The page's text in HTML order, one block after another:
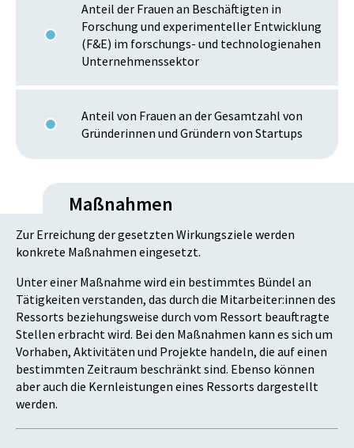
Anteil der Frauen an Beschäftigten in
Forschung und experimenteller Entwicklung
(F&E) im forschungs- und technologienahen
Unternehmenssektor
Anteil von Frauen an der Gesamtzahl von
Gründerinnen und Gründern von Startups
Maßnahmen
Zur Erreichung der gesetzten Wirkungsziele werden
konkrete Maßnahmen eingesetzt.
Unter einer Maßnahme wird ein bestimmtes Bündel an
Tätigkeiten verstanden, das durch die Mitarbeiter:innen des
Ressorts beziehungsweise durch vom Ressort beauftragte
Stellen erbracht wird. Bei den Maßnahmen kann es sich um
Vorhaben, Aktivitäten und Projekte handeln, die auf einen
bestimmten Zeitraum beschränkt sind. Ebenso können
aber auch die Kernleistungen eines Ressorts dargestellt
werden.